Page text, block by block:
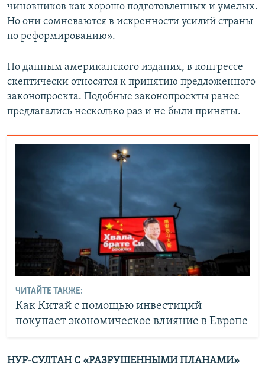
чиновников как хорошо подготовленных и умелых.
Но они сомневаются в искренности усилий страны
по реформированию».
По данным американского издания, в конгрессе
скептически относятся к принятию предложенного
законопроекта. Подобные законопроекты ранее
предлагались несколько раз и не были приняты.
ЧИТАЙТЕ ТАКЖЕ:
Как Китай с помощью инвестиций
покупает экономическое влияние в Европе
НУР-СУЛТАН С «РАЗРУШЕННЫМИ ПЛАНАМИ»